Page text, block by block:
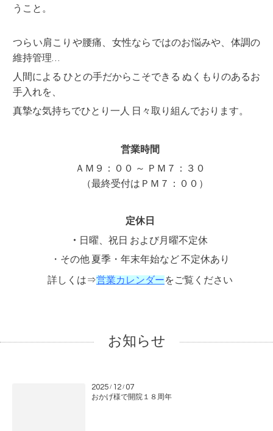
うこと。
つらい肩こりや腰痛、 女性ならではのお悩みや、 体調の
維持管理…
人間による ひとの手だからこそできる ぬくもりのあるお
手入れを、
真摯な気持ちでひとり一人 日々取り組んでおります。
営業時間
ＡＭ９：００ ～ ＰＭ７：３０
（最終受付はＰＭ７：００）
定休日
・ 日曜、 祝日 および月曜不定休
・その他 夏季・年末年始など 不定休あり
詳しくは⇒営業カレンダーをご覧ください
お知らせ
2025 / 12 / 07
おかげ様で開院１８周年